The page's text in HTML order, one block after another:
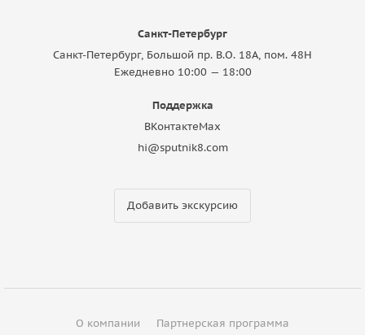
Санкт-Петербург
Санкт-Петербург, Большой пр. В.О. 18A, пом. 48Н
Ежедневно 10:00 — 18:00
Поддержка
ВКонтактеMax
hi@sputnik8.com
Добавить экскурсию
О компании Партнерская программа